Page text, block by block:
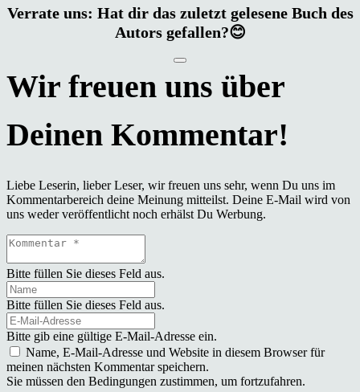
Verrate uns: Hat dir das zuletzt gelesene Buch des
Autors gefallen?😊
Liebe Leserin, lieber Leser, wir freuen uns sehr, wenn Du uns im
Kommentarbereich deine Meinung mitteilst. Deine E-Mail wird von
uns weder veröffentlicht noch erhälst Du Werbung.
Bitte füllen Sie dieses Feld aus.
Bitte füllen Sie dieses Feld aus.
Bitte gib eine gültige E-Mail-Adresse ein.
Name, E-Mail-Adresse und Website in diesem Browser für
meinen nächsten Kommentar speichern.
Sie müssen den Bedingungen zustimmen, um fortzufahren.